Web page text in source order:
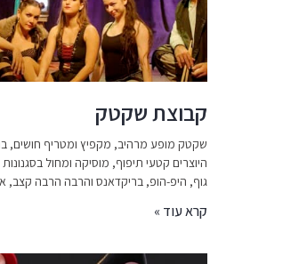
קבוצת שקטק
שקטק מופע מרהיב, מקפיץ ומטריף חושים,
היוצרים קטעי תיפוף, מוסיקה ומחול
גוף, היפ-הופ, בריקדאנס והרבה הרבה קצב,
קרא עוד »